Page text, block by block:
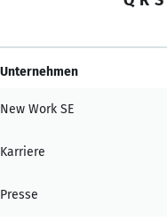
Unternehmen
New Work SE
Karriere
Presse